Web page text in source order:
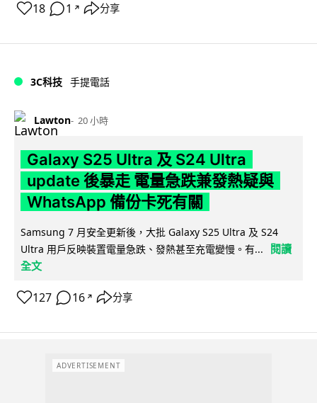
18 1 ↗ 分享
3C科技 手提電話
Lawton 20 小時
Galaxy S25 Ultra 及 S24 Ultra
update 後暴走 電量急跌兼發熱疑與
WhatsApp 備份卡死有關
Samsung 7 月安全更新後，大批 Galaxy S25 Ultra 及 S24
Ultra 用戶反映裝置電量急跌、發熱甚至充電變慢。有...
閱讀
全文
127 16 ↗ 分享
ADVERTISEMENT